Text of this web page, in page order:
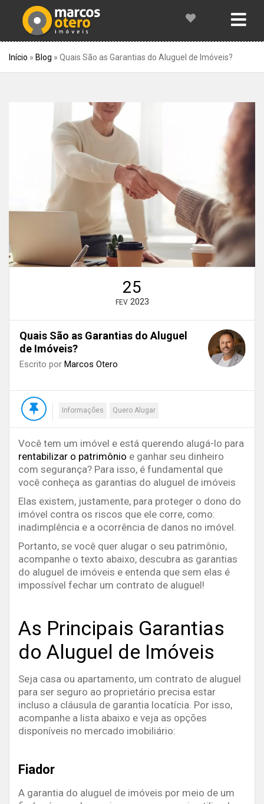
Início » Blog » Quais São as Garantias do Aluguel de Imóveis?
25
FEV 2023
Quais São as Garantias do Aluguel
de Imóveis?
Escrito por Marcos Otero
Informações Quero Alugar
Você tem um imóvel e está querendo alugá-lo para
rentabilizar o patrimônio e ganhar seu dinheiro
com segurança? Para isso, é fundamental que
você conheça as garantias do aluguel de imóveis
Elas existem, justamente, para proteger o dono do
imóvel contra os riscos que ele corre, como:
inadimplência e a ocorrência de danos no imóvel.
Portanto, se você quer alugar o seu patrimônio,
acompanhe o texto abaixo, descubra as garantias
do aluguel de imóveis e entenda que sem elas é
impossível fechar um contrato de aluguel!
As Principais Garantias
do Aluguel de Imóveis
Seja casa ou apartamento, um contrato de aluguel
para ser seguro ao proprietário precisa estar
incluso a cláusula de garantia locatícia. Por isso,
acompanhe a lista abaixo e veja as opções
disponíveis no mercado imobiliário:
Fiador
A garantia do aluguel de imóveis por meio de um